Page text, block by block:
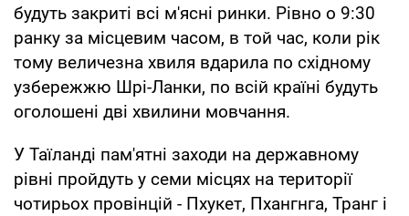
будуть закриті всі м'ясні ринки. Рівно о 9:30
ранку за місцевим часом, в той час, коли рік
тому величезна хвиля вдарила по східному
узбережжю Шрі-Ланки, по всій країні будуть
оголошені дві хвилини мовчання.
У Таїланді пам'ятні заходи на державному
рівні пройдуть у семи місцях на території
чотирьох провінцій - Пхукет, Пхангнга, Транг і